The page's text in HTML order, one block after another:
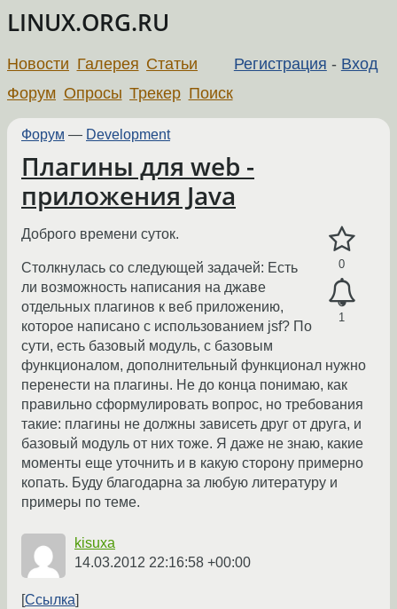
LINUX.ORG.RU
Регистрация - Вход
Новости Галерея Статьи
Форум Опросы Трекер Поиск
Форум — Development
Плагины для web -
приложения Java
0
1
Доброго времени суток.
Столкнулась со следующей задачей: Есть
ли возможность написания на джаве
отдельных плагинов к веб приложению,
которое написано с использованием jsf? По
сути, есть базовый модуль, с базовым
функционалом, дополнительный функционал нужно
перенести на плагины. Не до конца понимаю, как
правильно сформулировать вопрос, но требования
такие: плагины не должны зависеть друг от друга, и
базовый модуль от них тоже. Я даже не знаю, какие
моменты еще уточнить и в какую сторону примерно
копать. Буду благодарна за любую литературу и
примеры по теме.
kisuxa
14.03.2012 22:16:58 +00:00
Ссылка